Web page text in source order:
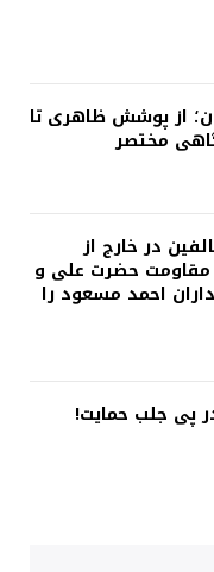
از پوشش ظاهری تا
مختصر
در خارج از
مقاومت حضرت علی و
احمد مسعود را
پی جلب حمایت!